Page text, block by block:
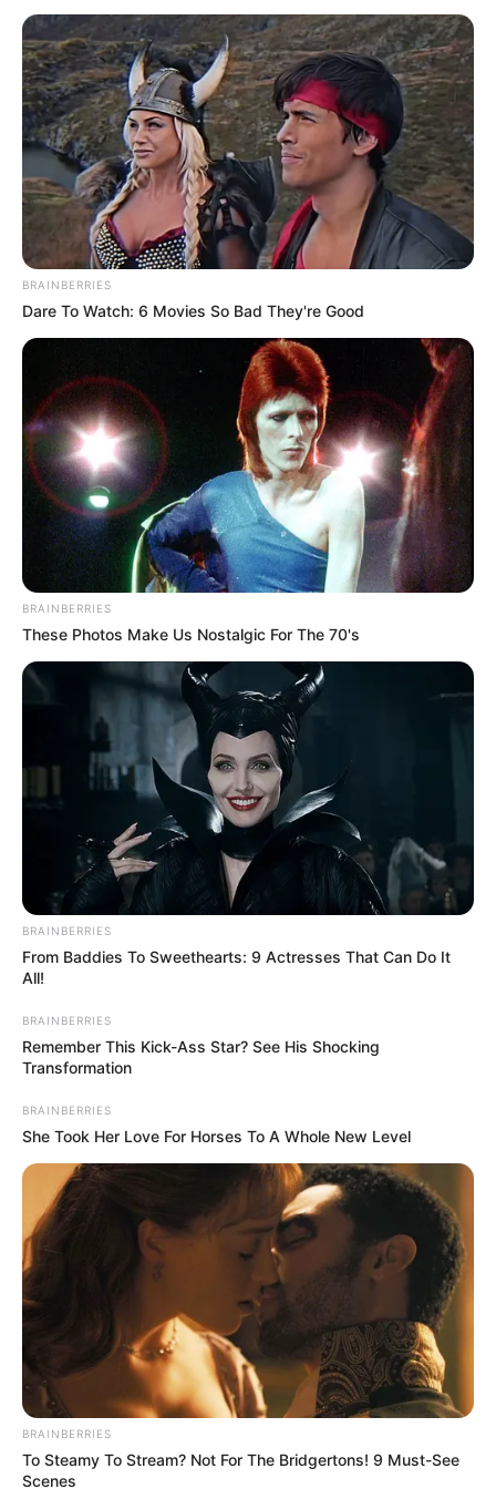
final!
Veja também:
9 Moldes de Caixas de Papel para Presentes
8 Ideias Criativas de Lembrancinhas com Caixa de
Leite
Índice
Aprenda como fazer caixa de presente: diversos
2. Caixa de presente com papel microondulado
3. Papel scrapbook
4. Caixinha de papelão
5. Caixas de sapato
7. Caixinha de feltro para presente
Aprenda como fazer caixa de
presente: diversos modelos e
materiais
1. Papel cartão e cartolina
vantagens de utilizá-los é o fato de já serem
coloridos, não sendo necessário pintar as caixas
ao final do processo.
Mas é possível ir além da cor do papel cartão ou
da cartolina, e revestir a caixinha com papéis
estampados ou coloridos.
BRAINBERRIES
Dare To Watch: 6 Movies So Bad They're Good
BRAINBERRIES
These Photos Make Us Nostalgic For The 70's
BRAINBERRIES
From Baddies To Sweethearts: 9 Actresses That Can Do It
All!
BRAINBERRIES
Remember This Kick-Ass Star? See His Shocking
Transformation
BRAINBERRIES
She Took Her Love For Horses To A Whole New Level
BRAINBERRIES
To Steamy To Stream? Not For The Bridgertons! 9 Must-See
Scenes